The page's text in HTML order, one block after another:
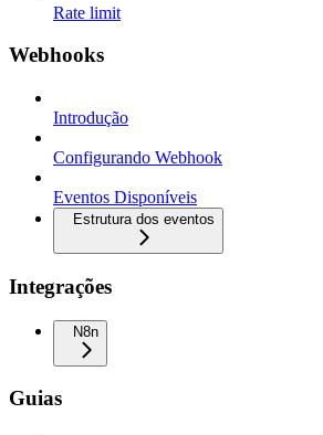
Rate limit
Webhooks
Introdução
Configurando Webhook
Eventos Disponíveis
Estrutura dos eventos
Integrações
N8n
Guias